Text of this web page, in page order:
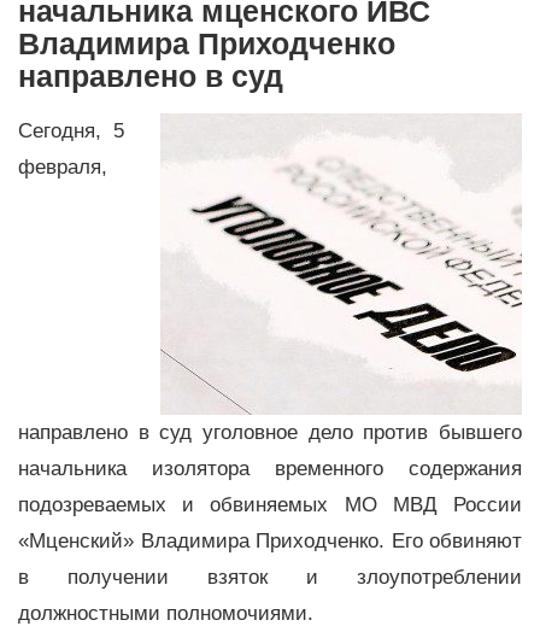
начальника мценского ИВС
Владимира Приходченко
направлено в суд
Сегодня, 5
февраля,
направлено в суд уголовное дело против бывшего
начальника изолятора временного содержания
подозреваемых и обвиняемых МО МВД России
«Мценский» Владимира Приходченко. Его обвиняют
в получении взяток и злоупотреблении
должностными полномочиями.